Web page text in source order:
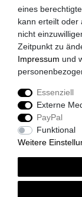
Impressum
Paypal
Vorkasse
Kreditkarte
GLS
eines
kann erteilt oder
nicht
Zeitpunkt zu
Impressum und
Essenziell
Externe
PayPal
Funktional
Weitere